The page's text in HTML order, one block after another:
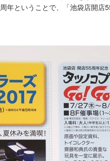
年ということで、「池袋店開店